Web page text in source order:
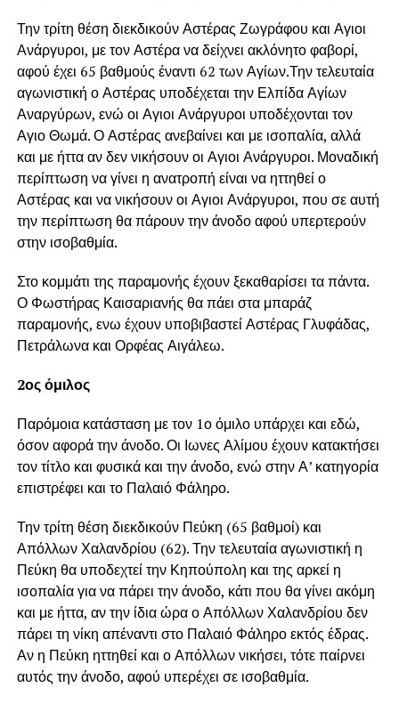
Την τρίτη θέση διεκδικούν Αστέρας Ζωγράφου και Αγιοι
Ανάργυροι, με τον Αστέρα να δείχνει ακλόνητο φαβορί,
αφού έχει 65 βαθμούς έναντι 62 των Αγίων.Την τελευταία
αγωνιστική ο Αστέρας υποδέχεται την Ελπίδα Αγίων
Αναργύρων, ενώ οι Αγιοι Ανάργυροι υποδέχονται τον
Αγιο Θωμά. Ο Αστέρας ανεβαίνει και με ισοπαλία, αλλά
και με ήττα αν δεν νικήσουν οι Αγιοι Ανάργυροι. Μοναδική
περίπτωση να γίνει η ανατροπή είναι να ηττηθεί ο
Αστέρας και να νικήσουν οι Αγιοι Ανάργυροι, που σε αυτή
την περίπτωση θα πάρουν την άνοδο αφού υπερτερούν
στην ισοβαθμία.
Στο κομμάτι της παραμονής έχουν ξεκαθαρίσει τα πάντα.
Ο Φωστήρας Καισαριανής θα πάει στα μπαράζ
παραμονής, ενω έχουν υποβιβαστεί Αστέρας Γλυφάδας,
Πετράλωνα και Ορφέας Αιγάλεω.
2ος όμιλος
Παρόμοια κατάσταση με τον 1ο όμιλο υπάρχει και εδώ,
όσον αφορά την άνοδο. Οι Ιωνες Αλίμου έχουν κατακτήσει
τον τίτλο και φυσικά και την άνοδο, ενώ στην Α’ κατηγορία
επιστρέφει και το Παλαιό Φάληρο.
Την τρίτη θέση διεκδικούν Πεύκη (65 βαθμοί) και
Απόλλων Χαλανδρίου (62). Την τελευταία αγωνιστική η
Πεύκη θα υποδεχτεί την Κηπούπολη και της αρκεί η
ισοπαλία για να πάρει την άνοδο, κάτι που θα γίνει ακόμη
και με ήττα, αν την ίδια ώρα ο Απόλλων Χαλανδρίου δεν
πάρει τη νίκη απέναντι στο Παλαιό Φάληρο εκτός έδρας.
Αν η Πεύκη ηττηθεί και ο Απόλλων νικήσει, τότε παίρνει
αυτός την άνοδο, αφού υπερέχει σε ισοβαθμία.